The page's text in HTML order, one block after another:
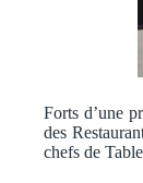
Forts d’une
des
chefs de